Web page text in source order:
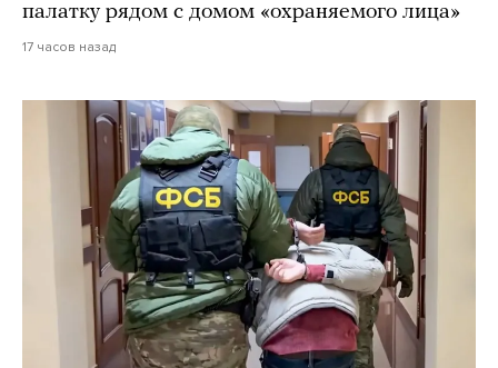
палатку рядом с домом «охраняемого лица»
17 часов назад